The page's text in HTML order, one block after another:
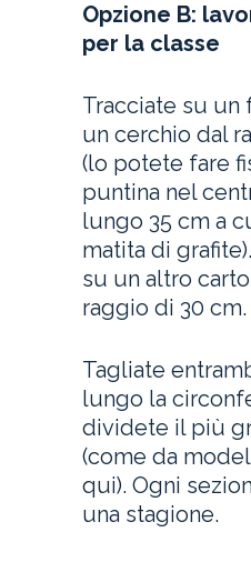
Opzione B:
per la classe
Tracciate su un
un cerchio dal
(lo potete fare
puntina nel
lungo 35 cm a
matita di
su un altro
raggio di 30 cm.
Tagliate
lungo la
dividete il più
(come da
qui). Ogni
una stagione.